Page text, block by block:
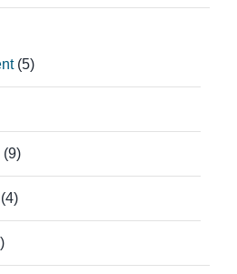
(5)
(9)
(4)